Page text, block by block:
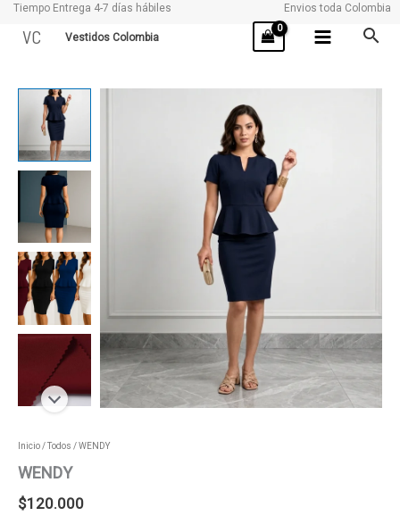
Tiempo Entrega 4-7 días hábiles Envios toda Colombia
VC Vestidos Colombia
Inicio/Todos / WENDY
WENDY
$120.000
WENDY
cantidad